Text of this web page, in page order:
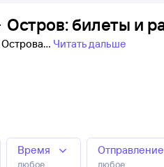
билеты и
Острова Читать дальше
Время
любое
Отправление
любое